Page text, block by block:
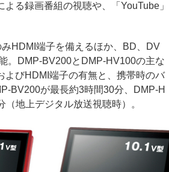
る録画番組の視聴や、「YouTube」
HDMI端子を備えるほか、BD、DV
。DMP-BV200とDMP-HV100の主な
よびHDMI端子の有無と、携帯時のバ
BV200が最長約3時間30分、DMP-H
地上デジタル放送視聴時）。